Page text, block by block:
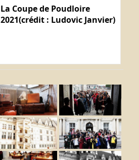
La Coupe de Poudloire
2021(crédit : Ludovic Janvier)